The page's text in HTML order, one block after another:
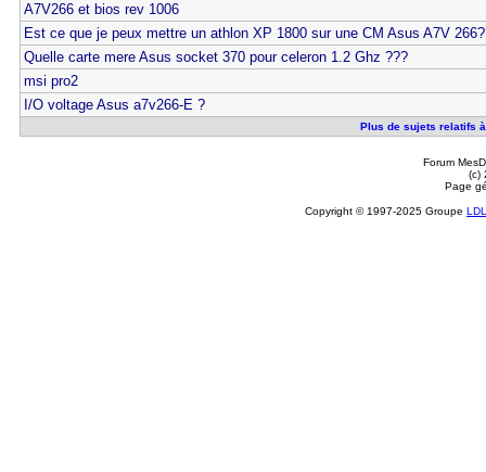
A7V266 et bios rev 1006
Est ce que je peux mettre un athlon XP 1800 sur une CM Asus A7V
Quelle carte mere Asus socket 370 pour celeron 1.2 Ghz ???
msi pro2
I/O voltage Asus a7v266-E ?
Plus de sujets relatifs
Forum
(c)
Page
Copyright © 1997-2025 Groupe